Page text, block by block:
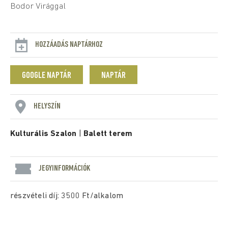
Bodor Virággal
HOZZÁADÁS NAPTÁRHOZ
GOOGLE NAPTÁR NAPTÁR
HELYSZÍN
Kulturális Szalon Balett terem
JEGYINFORMÁCIÓK
részvételi díj: 3500 Ft/alkalom